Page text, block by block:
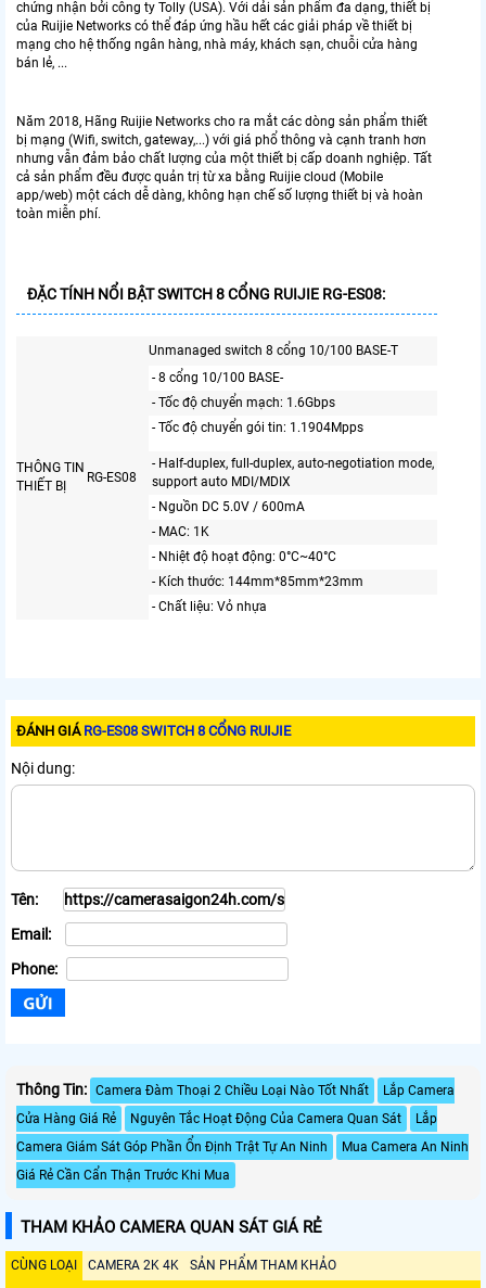
chứng nhận bởi công ty Tolly (USA). Với dải sản phẩm đa dạng, thiết bị
của Ruijie Networks có thể đáp ứng hầu hết các giải pháp về thiết bị
mạng cho hệ thống ngân hàng, nhà máy, khách sạn, chuỗi cửa hàng
bán lẻ, ...
Năm 2018, Hãng Ruijie Networks cho ra mắt các dòng sản phẩm thiết
bị mạng (Wifi, switch, gateway,...) với giá phổ thông và cạnh tranh hơn
nhưng vẫn đảm bảo chất lượng của một thiết bị cấp doanh nghiệp. Tất
cả sản phẩm đều được quản trị từ xa bằng Ruijie cloud (Mobile
app/web) một cách dễ dàng, không hạn chế số lượng thiết bị và hoàn
toàn miễn phí.
ĐẶC TÍNH NỔI BẬT SWITCH 8 CỔNG RUIJIE RG-ES08:
THÔNG TIN
THIẾT BỊ
RG-ES08
Unmanaged switch 8 cổng 10/100 BASE-T
- 8 cổng 10/100 BASE-
- Tốc độ chuyển mạch: 1.6Gbps
- Tốc độ chuyển gói tin: 1.1904Mpps
- Half-duplex, full-duplex, auto-negotiation mode,
support auto MDI/MDIX
- Nguồn DC 5.0V / 600mA
- MAC: 1K
- Nhiệt độ hoạt động: 0°C~40°C
- Kích thước: 144mm*85mm*23mm
- Chất liệu: Vỏ nhựa
ĐÁNH GIÁ RG-ES08 SWITCH 8 CỔNG RUIJIE
Nội dung:
Tên:
Email:
Phone:
Thông Tin: Camera Đàm Thoại 2 Chiều Loại Nào Tốt Nhất
Lắp Camera
Cửa Hàng Giá Rẻ
Nguyên Tắc Hoạt Động Của Camera Quan Sát
Lắp
Camera Giám Sát Góp Phần Ổn Định Trật Tự An Ninh
Mua Camera An Ninh
Giá Rẻ Cần Cẩn Thận Trước Khi Mua
THAM KHẢO CAMERA QUAN SÁT GIÁ RẺ
CÙNG LOẠI CAMERA 2K 4K SẢN PHẨM THAM KHẢO